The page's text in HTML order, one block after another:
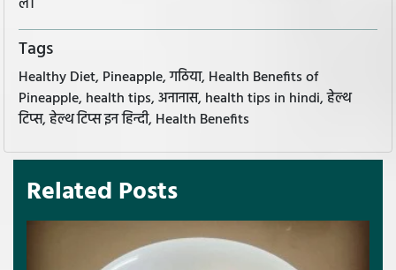
Tags
Healthy Diet, Pineapple, गठिया, Health Benefits of
Pineapple, health tips, अनानास, health tips in hindi, हेल्थ
टिप्स, हेल्थ टिप्स इन हिन्दी, Health Benefits
Related Posts